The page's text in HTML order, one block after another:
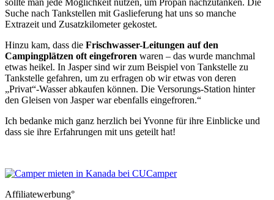
Suche nach Tankstellen mit Gaslieferung hat uns so manche
Extrazeit und Zusatzkilometer gekostet.
Hinzu kam, dass die Frischwasser-Leitungen auf den
Campingplätzen oft eingefroren waren – das wurde manchmal
etwas heikel. In Jasper sind wir zum Beispiel von Tankstelle zu
Tankstelle gefahren, um zu erfragen ob wir etwas von deren
„Privat“-Wasser abkaufen können. Die Versorungs-Station hinter
den Gleisen von Jasper war ebenfalls eingefroren.“
Ich bedanke mich ganz herzlich bei Yvonne für ihre Einblicke und
dass sie ihre Erfahrungen mit uns geteilt hat!
Affiliatewerbung°